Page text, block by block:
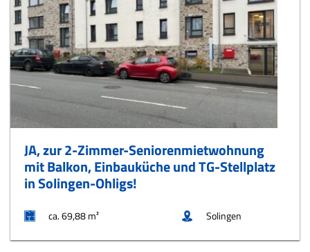
JA, zur 2-Zimmer-Seniorenmietwohnung
mit Balkon, Einbauküche und TG-Stellplatz
in Solingen-Ohligs!
ca. 69,88 m² Solingen